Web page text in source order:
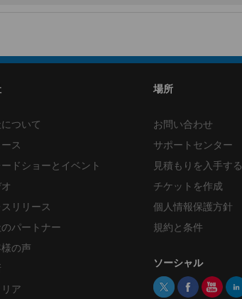
ついて
ス
ードショーとイベント
リリース
パートナー
の声
ア
場所
お問い合わせ
サポートセンター
見積もりを入手する
チケットを作成
個人情報保護方針
規約と条件
ソーシャル